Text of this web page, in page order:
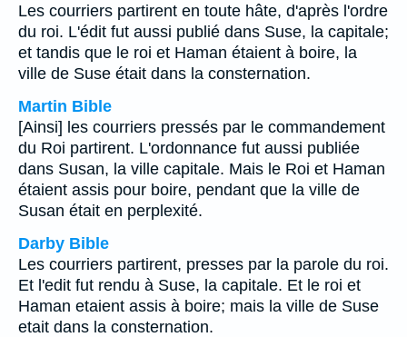
Les courriers partirent en toute hâte, d'après l'ordre
du roi. L'édit fut aussi publié dans Suse, la capitale;
et tandis que le roi et Haman étaient à boire, la
ville de Suse était dans la consternation.
Martin Bible
[Ainsi] les courriers pressés par le commandement
du Roi partirent. L'ordonnance fut aussi publiée
dans Susan, la ville capitale. Mais le Roi et Haman
étaient assis pour boire, pendant que la ville de
Susan était en perplexité.
Darby Bible
Les courriers partirent, presses par la parole du roi.
Et l'edit fut rendu à Suse, la capitale. Et le roi et
Haman etaient assis à boire; mais la ville de Suse
etait dans la consternation.